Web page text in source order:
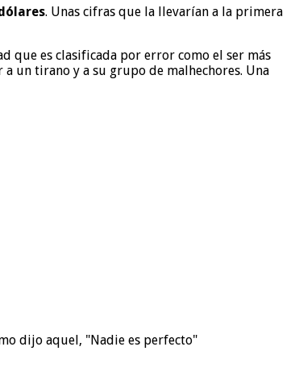
. Unas cifras que la llevarían a la primera
que es clasificada por error como el ser más
un tirano y a su grupo de malhechores. Una
dijo aquel, "Nadie es perfecto"